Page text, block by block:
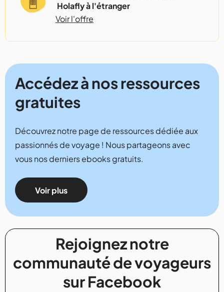
Holafly à l'étranger
Voir l'offre
Accédez à nos ressources
gratuites
Découvrez notre page de ressources dédiée aux
passionnés de voyage ! Nous partageons avec
vous nos derniers ebooks gratuits.
Voir plus
Rejoignez notre
communauté de voyageurs
sur Facebook